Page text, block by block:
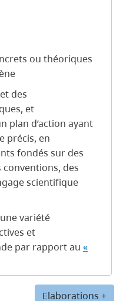
Elaborations +
ou théoriques
des
et
plan d’action ayant
précis, en
fondés sur des
des
scientifique
variété
et
par rapport au «